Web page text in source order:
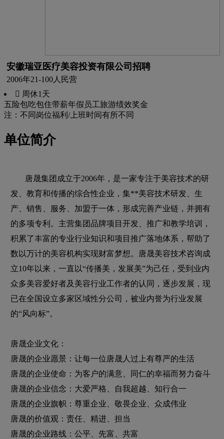
安徽瑞亚医疗美容投资有限公司招聘
2006年21-100人 民营
 周休1天
五险包吃包住带薪年假 员工旅游绩效奖金
注：不同岗位福利/上班时间有所不同
单位简介
唐晟集团成立于2006年，是一家专注于美容技术的研
发、教育和传播的综合性企业，集**美容技术研发、生
产、销售、服务、加盟于一体，形成完善产业链，并拥有
的多项专利。主营集团品牌项目开发、推广和教学培训，
积累了丰富的专业行业知识和项目推广落地体系，帮助了
数以万计的美容机构实现财富梦想。唐晟美容技术咨询成
立10年以来，一直以“传播美，发展美”为己任，受到业内
众多美容爱好者及美容行业工作者的认同，逐步发展，现
已在全国设立多家区域性分公司，被业内誉为行业发展
的“风向标”。
唐晟企业文化：
唐晟的企业愿景：让每一位唐晟人过上有尊严的生活
唐晟的企业使命：为客户的满意、同仁的幸福而努力奋斗
唐晟的企业信念：大爱严格、自我超越、知行合一
唐晟的企业旗帜：尊重企业、敬畏企业、众成伟业
唐晟的价值观：责任、精进、担当
唐晟的企业路线：公平、先富、共富